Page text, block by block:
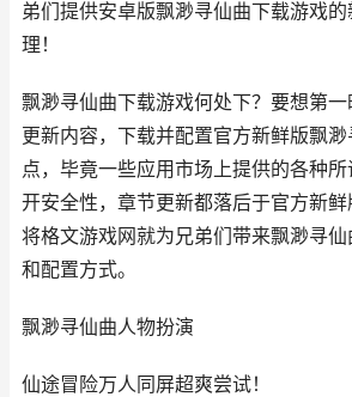
弟们提供安卓版飘渺寻仙曲下载游戏
理！
飘渺寻仙曲下载游戏何处下？要想第
更新内容，下载并配置官方新鲜版飘
点，毕竟一些应用市场上提供的各种所
开安全性，章节更新都落后于官方新
将格文游戏网就为兄弟们带来飘渺寻
和配置方式。
飘渺寻仙曲人物扮演
仙途冒险万人同屏超爽尝试！